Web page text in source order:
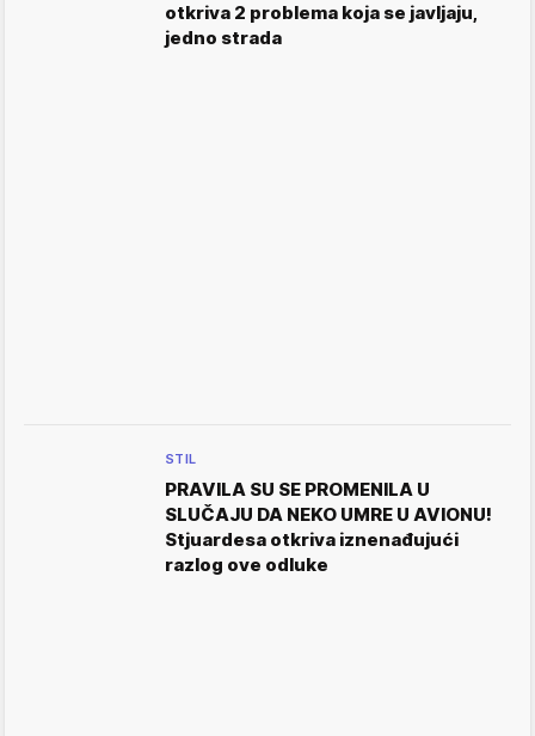
otkriva 2 problema koja se javljaju,
jedno strada
STIL
PRAVILA SU SE PROMENILA U
SLUČAJU DA NEKO UMRE U AVIONU!
Stjuardesa otkriva iznenađujući
razlog ove odluke